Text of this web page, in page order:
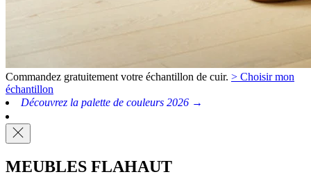
Commandez gratuitement votre échantillon de cuir. > Choisir mon
échantillon
Découvrez la palette de couleurs 2026 →
MEUBLES FLAHAUT